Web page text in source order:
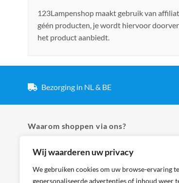
Wij waarderen uw privacy
We gebruiken cookies om uw browse-ervaring
gepersonaliseerde advertenties of inhoud weer
123Lampenshop maakt gebruik van
géén producten, je wordt hiervoor
het product aanbiedt.
Bezorging in NL & BE
Waarom shoppen via ons?
✓ Hoogste kwaliteit lampen
✓ Meer dan 5.000 producten